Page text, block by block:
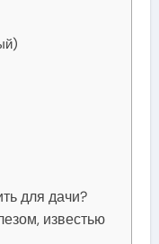
для дачи?
известью